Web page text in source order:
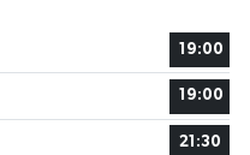
19:00
19:00
21:30